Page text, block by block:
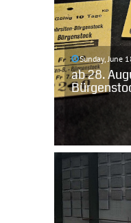
Sunday, June
ab 28.